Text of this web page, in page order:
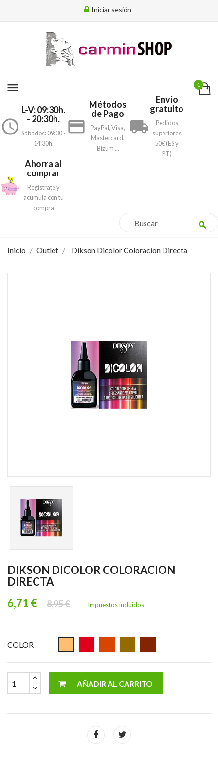
Iniciar sesión
menu 0
access_time
L-V: 09:30h.
- 20:30h.
Sábados: 09:30 -
14:30h.
payment
Métodos
de Pago
PayPal, Visa,
Mastercard,
Bizum ...
local_shipping
Envío
gratuito
Pedidos
superiores
50€ (ES y
PT)
Ahorra al
comprar
Registrate y
acumula con tu
compra
search
Inicio Outlet Dikson Dicolor Coloracion Directa
DIKSON DICOLOR COLORACION
DIRECTA
6,71 €
8,95 € Impuestos incluidos
COLOR
AÑADIR AL CARRITO